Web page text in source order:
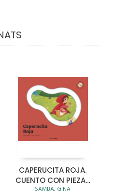
CAPERUCITA ROJA.
CUENTO CON PIEZAS
DESLIZABLES
SAMBA, GINA